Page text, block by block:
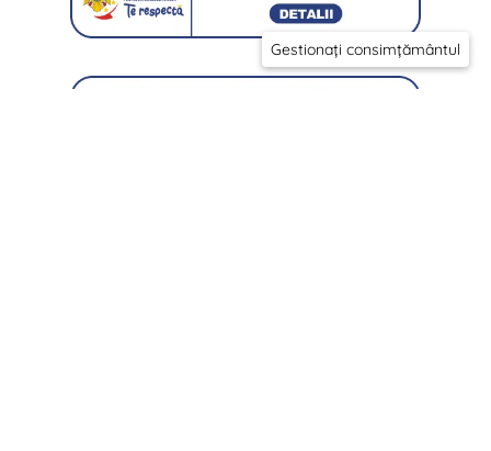
Gestionați consimțământul